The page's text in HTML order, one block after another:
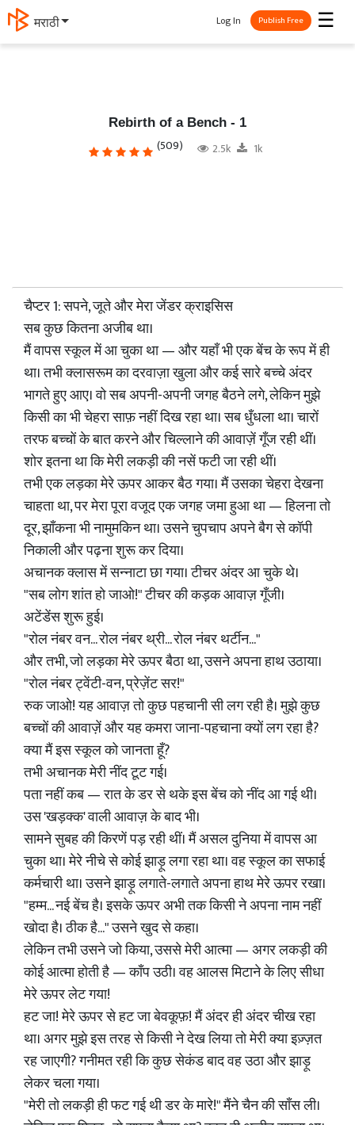
मराठी ☰
Log In Publish Free
Rebirth of a Bench - 1
(509) 2.5k 1k
चैप्टर 1: सपने, जूते और मेरा जेंडर क्राइसिस
सब कुछ कितना अजीब था।
मैं वापस स्कूल में आ चुका था — और यहाँ भी एक बेंच के रूप में ही
था। तभी क्लासरूम का दरवाज़ा खुला और कई सारे बच्चे अंदर
भागते हुए आए। वो सब अपनी-अपनी जगह बैठने लगे, लेकिन मुझे
किसी का भी चेहरा साफ़ नहीं दिख रहा था। सब धुँधला था। चारों
तरफ बच्चों के बात करने और चिल्लाने की आवाज़ें गूँज रही थीं।
शोर इतना था कि मेरी लकड़ी की नसें फटी जा रही थीं।
तभी एक लड़का मेरे ऊपर आकर बैठ गया। मैं उसका चेहरा देखना
चाहता था, पर मेरा पूरा वजूद एक जगह जमा हुआ था — हिलना तो
दूर, झाँकना भी नामुमकिन था। उसने चुपचाप अपने बैग से कॉपी
निकाली और पढ़ना शुरू कर दिया।
अचानक क्लास में सन्नाटा छा गया। टीचर अंदर आ चुके थे।
"सब लोग शांत हो जाओ!" टीचर की कड़क आवाज़ गूँजी।
अटेंडेंस शुरू हुई।
"रोल नंबर वन... रोल नंबर थ्री... रोल नंबर थर्टीन..."
और तभी, जो लड़का मेरे ऊपर बैठा था, उसने अपना हाथ उठाया।
"रोल नंबर ट्वेंटी-वन, प्रेज़ेंट सर!"
रुक जाओ! यह आवाज़ तो कुछ पहचानी सी लग रही है। मुझे कुछ
बच्चों की आवाज़ें और यह कमरा जाना-पहचाना क्यों लग रहा है?
क्या मैं इस स्कूल को जानता हूँ?
तभी अचानक मेरी नींद टूट गई।
पता नहीं कब — रात के डर से थके इस बेंच को नींद आ गई थी।
उस 'खड़क्क' वाली आवाज़ के बाद भी।
सामने सुबह की किरणें पड़ रही थीं। मैं असल दुनिया में वापस आ
चुका था। मेरे नीचे से कोई झाड़ू लगा रहा था। वह स्कूल का सफाई
कर्मचारी था। उसने झाड़ू लगाते-लगाते अपना हाथ मेरे ऊपर रखा।
"हम्म... नई बेंच है। इसके ऊपर अभी तक किसी ने अपना नाम नहीं
खोदा है। ठीक है..." उसने खुद से कहा।
लेकिन तभी उसने जो किया, उससे मेरी आत्मा — अगर लकड़ी की
कोई आत्मा होती है — काँप उठी। वह आलस मिटाने के लिए सीधा
मेरे ऊपर लेट गया!
हट जा! मेरे ऊपर से हट जा बेवकूफ़! मैं अंदर ही अंदर चीख रहा
था। अगर मुझे इस तरह से किसी ने देख लिया तो मेरी क्या इज़्ज़त
रह जाएगी? गनीमत रही कि कुछ सेकंड बाद वह उठा और झाड़ू
लेकर चला गया।
"मेरी तो लकड़ी ही फट गई थी डर के मारे!" मैंने चैन की साँस ली।